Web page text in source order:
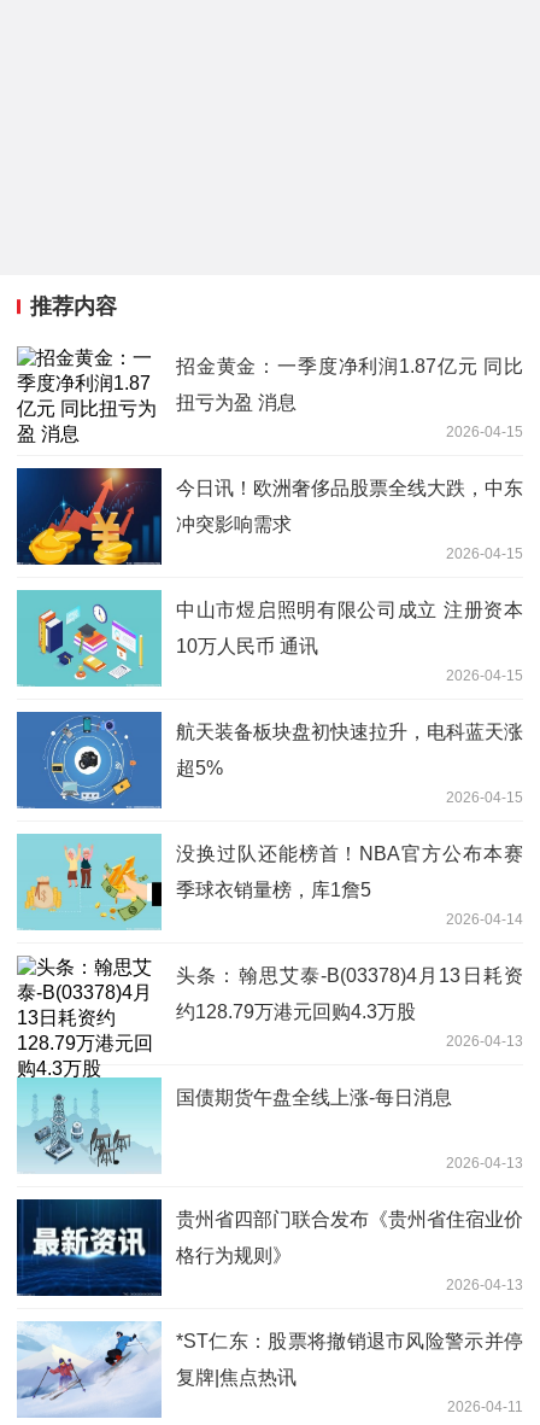
推荐内容
招金黄金：一季度净利润1.87亿元 同比
扭亏为盈 消息
2026-04-15
今日讯！欧洲奢侈品股票全线大跌，中东
冲突影响需求
2026-04-15
中山市煜启照明有限公司成立 注册资本
10万人民币 通讯
2026-04-15
航天装备板块盘初快速拉升，电科蓝天涨
超5%
2026-04-15
没换过队还能榜首！NBA官方公布本赛
季球衣销量榜，库1詹5
2026-04-14
头条：翰思艾泰-B(03378)4月13日耗资
约128.79万港元回购4.3万股
2026-04-13
国债期货午盘全线上涨-每日消息
2026-04-13
贵州省四部门联合发布《贵州省住宿业价
格行为规则》
2026-04-13
*ST仁东：股票将撤销退市风险警示并停
复牌|焦点热讯
2026-04-11